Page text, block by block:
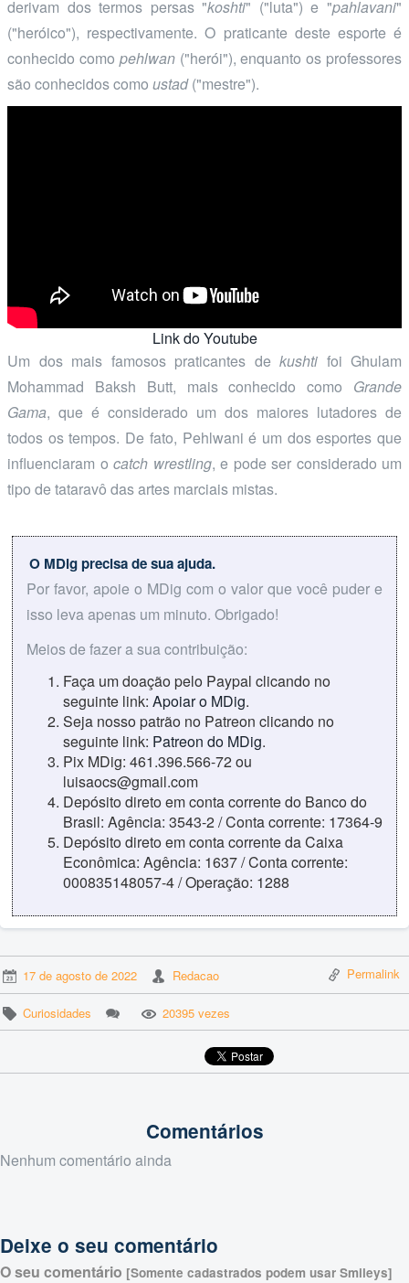
derivam dos termos persas "koshti" ("luta") e "pahlavani"
("heróico"), respectivamente. O praticante deste esporte é
conhecido como pehlwan("herói"), enquanto os professores
são conhecidos como ustad("mestre").
Link do Youtube
Um dos mais famosos praticantes de kushti foi Ghulam
Mohammad Baksh Butt, mais conhecido como Grande
Gama, que é considerado um dos maiores lutadores de
todos os tempos. De fato, Pehlwani é um dos esportes que
influenciaram o catch wrestling, e pode ser considerado um
tipo de tataravô das artes marciais mistas.
O MDig precisa de sua ajuda.
Por favor, apoie o MDig com o valor que você puder e
isso leva apenas um minuto. Obrigado!
Meios de fazer a sua contribuição:
Faça um doação pelo Paypal clicando no
seguinte link: Apoiar o MDig.
Seja nosso patrão no Patreon clicando no
seguinte link: Patreon do MDig.
Pix MDig: 461.396.566-72 ou
luisaocs@gmail.com
Depósito direto em conta corrente do Banco do
Brasil: Agência: 3543-2 / Conta corrente: 17364-9
Depósito direto em conta corrente da Caixa
Econômica: Agência: 1637 / Conta corrente:
000835148057-4 / Operação: 1288
17 de agosto de 2022 Redacao Permalink
Curiosidades 20395 vezes
Comentários
Nenhum comentário ainda
Deixe o seu comentário
O seu comentário [Somente cadastrados podem usar Smileys]